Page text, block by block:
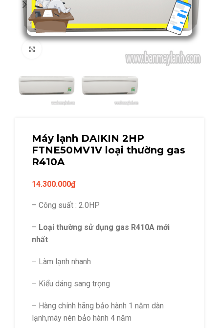
Máy lạnh DAIKIN 2HP
FTNE50MV1V loại thường gas
R410A
14.300.000₫
– Công suất : 2.0HP
– Loại thường sử dụng gas R410A mới
nhất
– Làm lạnh nhanh
– Kiểu dáng sang trọng
– Hàng chính hãng bảo hành 1 năm dàn
lạnh,máy nén bảo hành 4 năm